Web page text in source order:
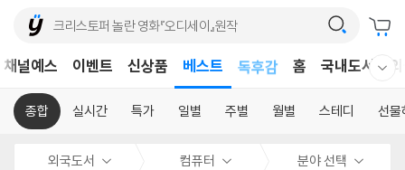
채널예스 이벤트 신상품 베스트
독후감
홈 국내도서
종합 실시간 특가 일별 주별 월별 스테디 선물
외국도서 컴퓨터 분야 선택